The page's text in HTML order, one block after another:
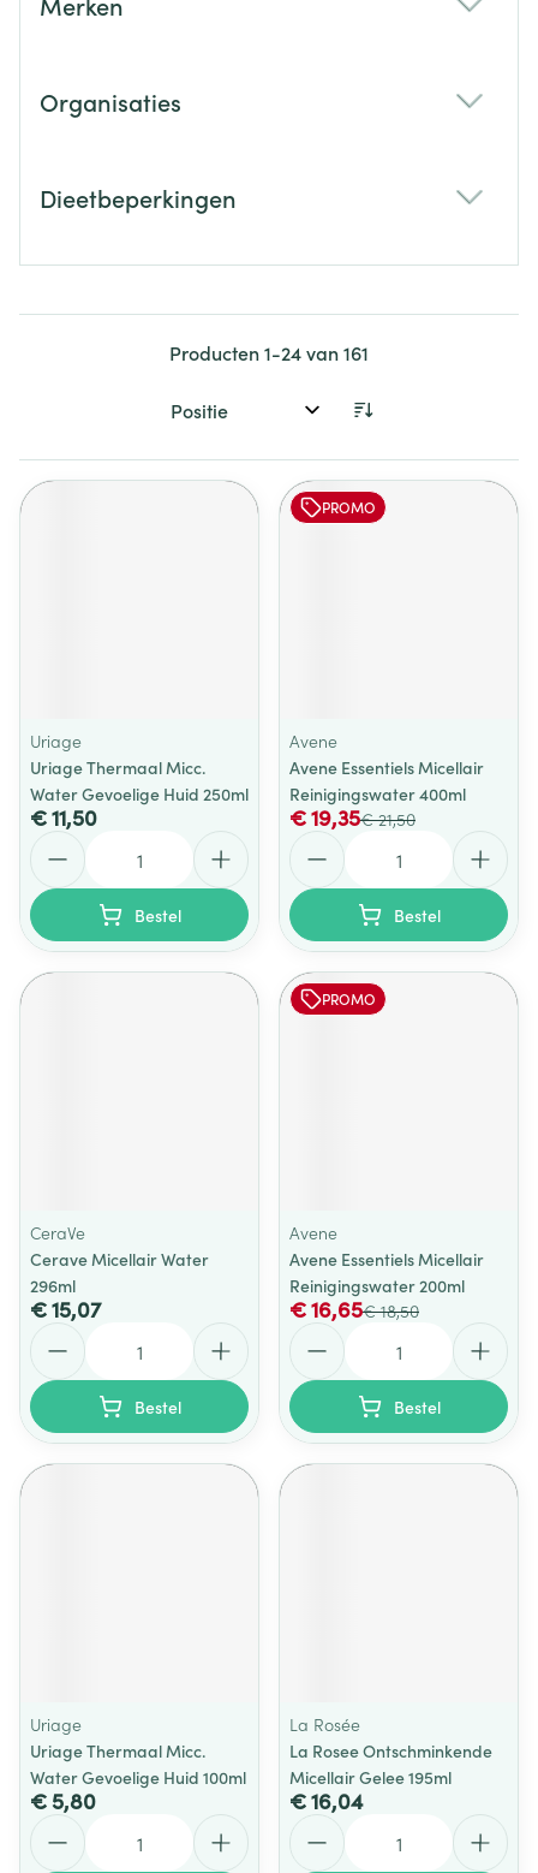
Organisaties
Dieetbeperkingen
Producten1-24van161
Sorteer op:
Uriage
Uriage Thermaal Micc.
Water Gevoelige Huid 250ml
€ 11,50
Bestel
PROMO
Avene
Avene Essentiels Micellair
Reinigingswater 400ml
€ 21,50
€ 19,35
Bestel
CeraVe
Cerave Micellair Water
296ml
€ 15,07
Bestel
PROMO
Avene
Avene Essentiels Micellair
Reinigingswater 200ml
€ 18,50
€ 16,65
Bestel
Uriage
Uriage Thermaal Micc.
Water Gevoelige Huid 100ml
€ 5,80
La Rosée
La Rosee Ontschminkende
Micellair Gelee 195ml
€ 16,04